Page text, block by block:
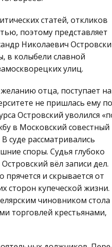
статей, откликов
поэтому представляет
Николаевич
в колыбели славной
улиц.
отца, поступает на
не пришлась ему по
Островский уволился
в Московский совестный
суде рассматривались
споры. Судья глубоко
вёл записи дел.
и скрывается от
сторон купеческой жизни.
чиновником стола
торговлей крестьянами,